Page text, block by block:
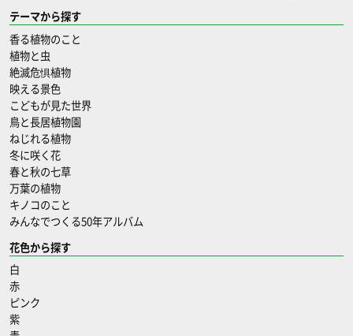
テーマから探す
香る植物のこと
植物と虫
絶滅危惧植物
映える景色
こどもが見た世界
鳥と長居植物園
ねじれる植物
冬に咲く花
春と秋の七草
万葉の植物
キノコのこと
みんなでつくる50年アルバム
花色から探す
白
赤
ピンク
紫